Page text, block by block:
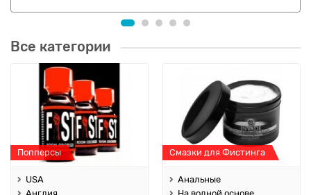
Все категории
Попперсы
USA
Смазки для Фистинга
Анальные